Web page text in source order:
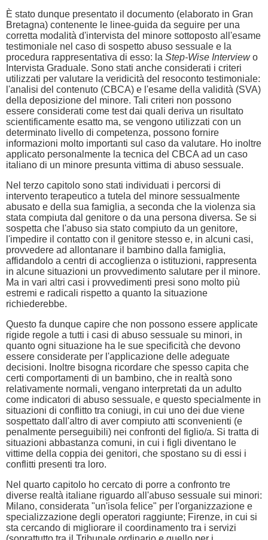
È stato dunque presentato il documento (elaborato in Gran
Bretagna) contenente le linee-guida da seguire per una
corretta modalità d'intervista del minore sottoposto all'esame
testimoniale nel caso di sospetto abuso sessuale e la
procedura rappresentativa di esso: la Step-Wise Interviewo
Intervista Graduale. Sono stati anche considerati i criteri
utilizzati per valutare la veridicità del resoconto testimoniale:
l'analisi del contenuto (CBCA) e l'esame della validità (SVA)
della deposizione del minore. Tali criteri non possono
essere considerati come test dai quali deriva un risultato
scientificamente esatto ma, se vengono utilizzati con un
determinato livello di competenza, possono fornire
informazioni molto importanti sul caso da valutare. Ho inoltre
applicato personalmente la tecnica del CBCA ad un caso
italiano di un minore presunta vittima di abuso sessuale.
Nel terzo capitolo sono stati individuati i percorsi di
intervento terapeutico a tutela del minore sessualmente
abusato e della sua famiglia, a seconda che la violenza sia
stata compiuta dal genitore o da una persona diversa. Se si
sospetta che l'abuso sia stato compiuto da un genitore,
l'impedire il contatto con il genitore stesso e, in alcuni casi,
provvedere ad allontanare il bambino dalla famiglia,
affidandolo a centri di accoglienza o istituzioni, rappresenta
in alcune situazioni un provvedimento salutare per il minore.
Ma in vari altri casi i provvedimenti presi sono molto più
estremi e radicali rispetto a quanto la situazione
richiederebbe.
Questo fa dunque capire che non possono essere applicate
rigide regole a tutti i casi di abuso sessuale su minori, in
quanto ogni situazione ha le sue specificità che devono
essere considerate per l'applicazione delle adeguate
decisioni. Inoltre bisogna ricordare che spesso capita che
certi comportamenti di un bambino, che in realtà sono
relativamente normali, vengano interpretati da un adulto
come indicatori di abuso sessuale, e questo specialmente in
situazioni di conflitto tra coniugi, in cui uno dei due viene
sospettato dall'altro di aver compiuto atti sconvenienti (e
penalmente perseguibili) nei confronti del figlio/a. Si tratta di
situazioni abbastanza comuni, in cui i figli diventano le
vittime della coppia dei genitori, che spostano su di essi i
conflitti presenti tra loro.
Nel quarto capitolo ho cercato di porre a confronto tre
diverse realtà italiane riguardo all'abuso sessuale sui minori:
Milano, considerata "un'isola felice" per l'organizzazione e
specializzazione degli operatori raggiunte; Firenze, in cui si
sta cercando di migliorare il coordinamento tra i servizi